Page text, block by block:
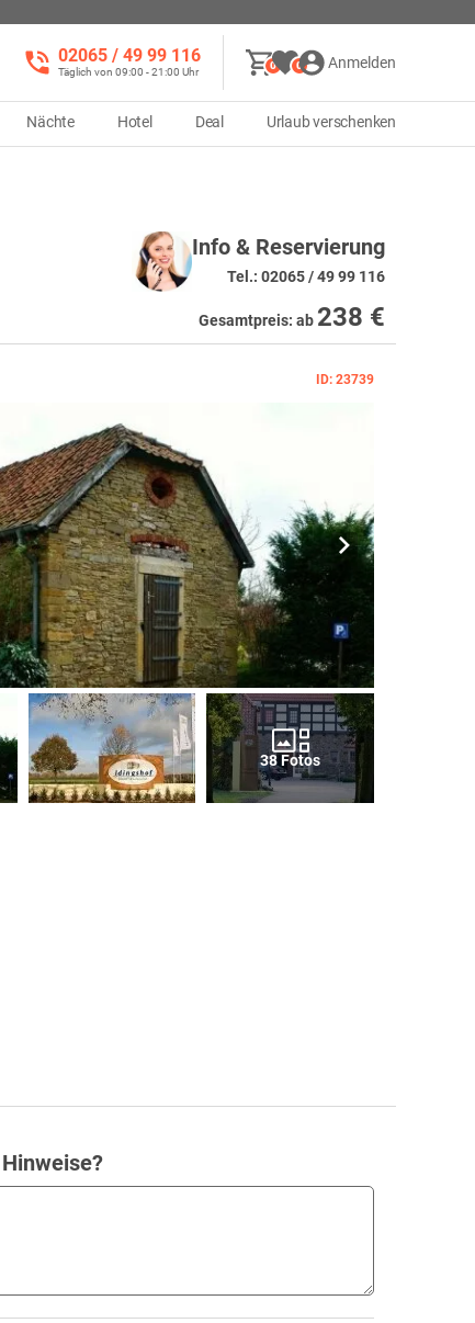
02065 / 49 ‌99 116
Täglich von 09:00 - 21:00 Uhr
0 0 Anmelden
Nächte Hotel Deal Urlaub verschenken
Info & Reservierung
Tel.: 02065 / 49 99 116
Gesamtpreis: ab 238 €
ID: 23739
38 Fotos